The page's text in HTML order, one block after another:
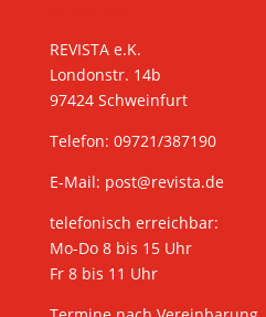
REVISTA e.K.
Londonstr. 14b
97424 Schweinfurt
Telefon: 09721/387190
E-Mail: post@revista.de
telefonisch erreichbar:
Mo-Do 8 bis 15 Uhr
Fr 8 bis 11 Uhr